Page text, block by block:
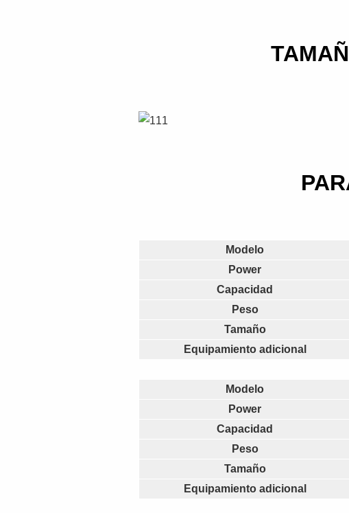
Modelo
Power
Capacidad
Peso
Tamaño
Equipamiento adicional
Modelo
Power
Capacidad
Peso
Tamaño
Equipamiento adicional